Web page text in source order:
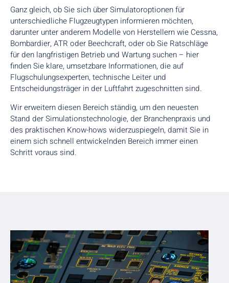
Ganz gleich, ob Sie sich über Simulatoroptionen für
unterschiedliche Flugzeugtypen informieren möchten,
darunter unter anderem Modelle von Herstellern wie Cessna,
Bombardier, ATR oder Beechcraft, oder ob Sie Ratschläge
für den langfristigen Betrieb und Wartung suchen – hier
finden Sie klare, umsetzbare Informationen, die auf
Flugschulungsexperten, technische Leiter und
Entscheidungsträger in der Luftfahrt zugeschnitten sind.
Wir erweitern diesen Bereich ständig, um den neuesten
Stand der Simulationstechnologie, der Branchenpraxis und
des praktischen Know-hows widerzuspiegeln, damit Sie in
einem sich schnell entwickelnden Bereich immer einen
Schritt voraus sind.